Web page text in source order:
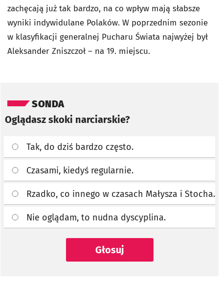
zachęcają już tak bardzo, na co wpływ mają słabsze
wyniki indywidulane Polaków. W poprzednim sezonie
w klasyfikacji generalnej Pucharu Świata najwyżej był
Aleksander Zniszczoł – na 19. miejscu.
SONDA
Oglądasz skoki narciarskie?
Tak, do dziś bardzo często.
Czasami, kiedyś regularnie.
Rzadko, co innego w czasach Małysza i Stocha.
Nie oglądam, to nudna dyscyplina.
Głosuj